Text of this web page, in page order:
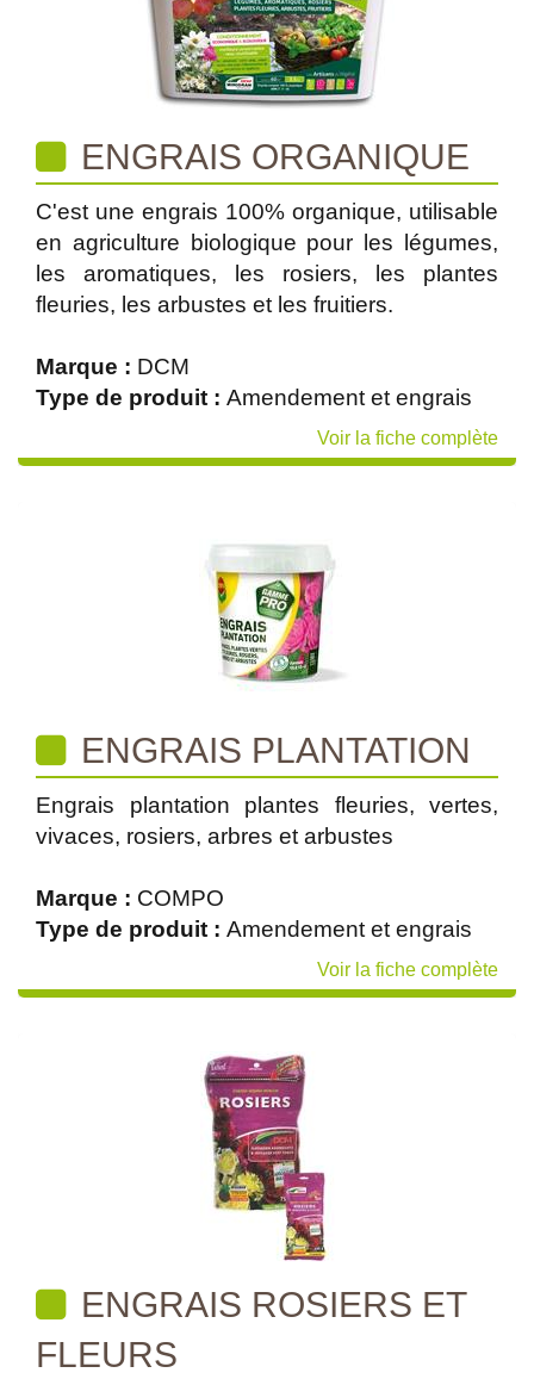
ENGRAIS ORGANIQUE
C'est une engrais 100% organique, utilisable
en agriculture biologique pour les légumes,
les aromatiques, les rosiers, les plantes
fleuries, les arbustes et les fruitiers.
Marque : DCM
Type de produit : Amendement et engrais
Voir la fiche complète
ENGRAIS PLANTATION
Engrais plantation plantes fleuries, vertes,
vivaces, rosiers, arbres et arbustes
Marque : COMPO
Type de produit : Amendement et engrais
Voir la fiche complète
ENGRAIS ROSIERS ET
FLEURS